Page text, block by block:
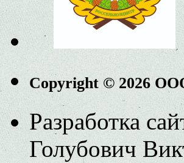
Copyright © 2026
Разработка
Голубович